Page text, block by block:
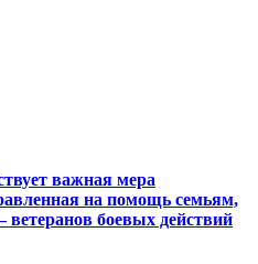
важная мера
на помощь семьям,
боевых действий